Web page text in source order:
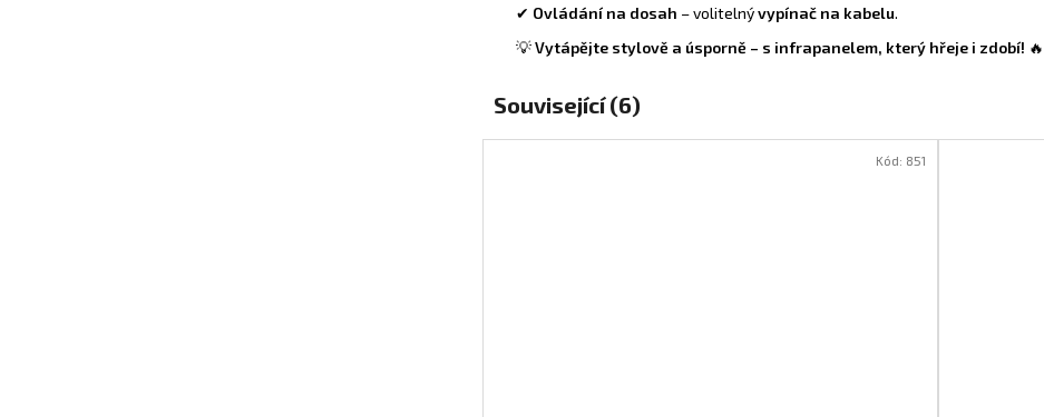
✔ Ovládání na dosah – volitelnývypínač na kabelu.
💡Vytápějte stylově a úsporně – s infrapanelem, který hřeje i zdobí! 🔥
Související (6)
Kód: 851